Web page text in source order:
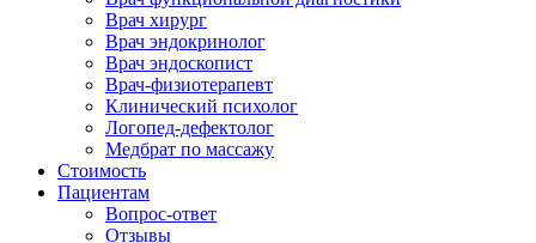
Врач хирург
Врач эндокринолог
Врач эндоскопист
Врач-физиотерапевт
Клинический психолог
Логопед-дефектолог
Медбрат по массажу
Стоимость
Пациентам
Вопрос-ответ
Отзывы